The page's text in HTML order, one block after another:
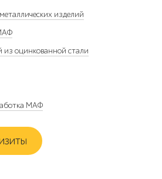
изделий
из оцинкованной стали
МАФ